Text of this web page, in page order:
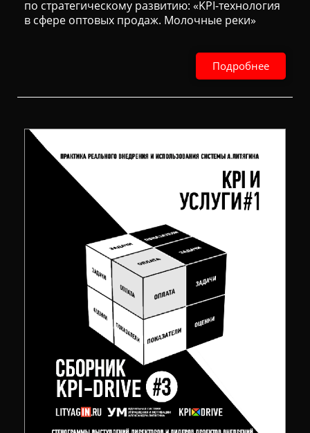
по стратегическому развитию: «KPI-технология
в сфере оптовых продаж. Молочные реки»
Подробнее